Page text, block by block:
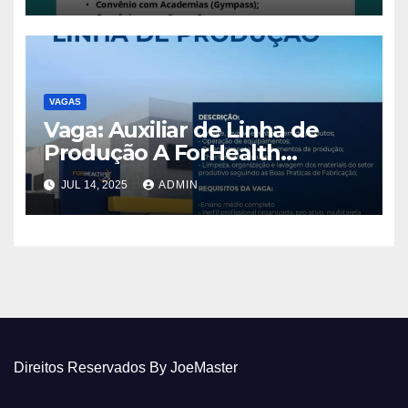
VAGAS
Vaga: Auxiliar de Linha de
Produção A ForHealth
Advanced Nutrition
JUL 14, 2025 ADMIN
Direitos Reservados By JoeMaster